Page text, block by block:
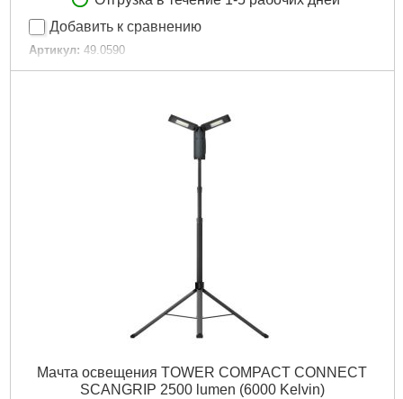
Добавить к сравнению
Артикул: 49.0590
Код товара: 30.87.19
Мачта освещения TOWER COMPACT CONNECT
SCANGRIP 2500 lumen (6000 Kelvin)